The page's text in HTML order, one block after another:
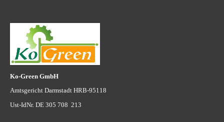
Ko-Green GmbH
Amtsgericht Darmstadt HRB-95118
Ust-IdNr. DE 305 708 213